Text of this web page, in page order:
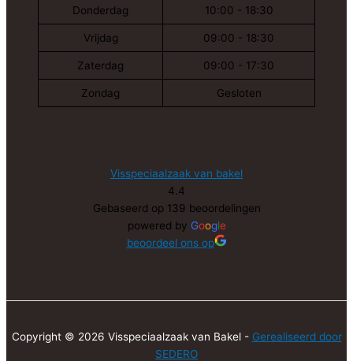
Donderdag 10:00 - 18:30
Vrijdag 09:00 - 18:30
Zaterdag 09:00 - 17:30
Zondag Gesloten
Visspeciaalzaak van bakel
4.4
Gebaseerd op 139 beoordelingen
powered by Google
beoordeel ons op
Copyright © 2026 Visspeciaalzaak van Bakel - Gerealiseerd door
SEDERO